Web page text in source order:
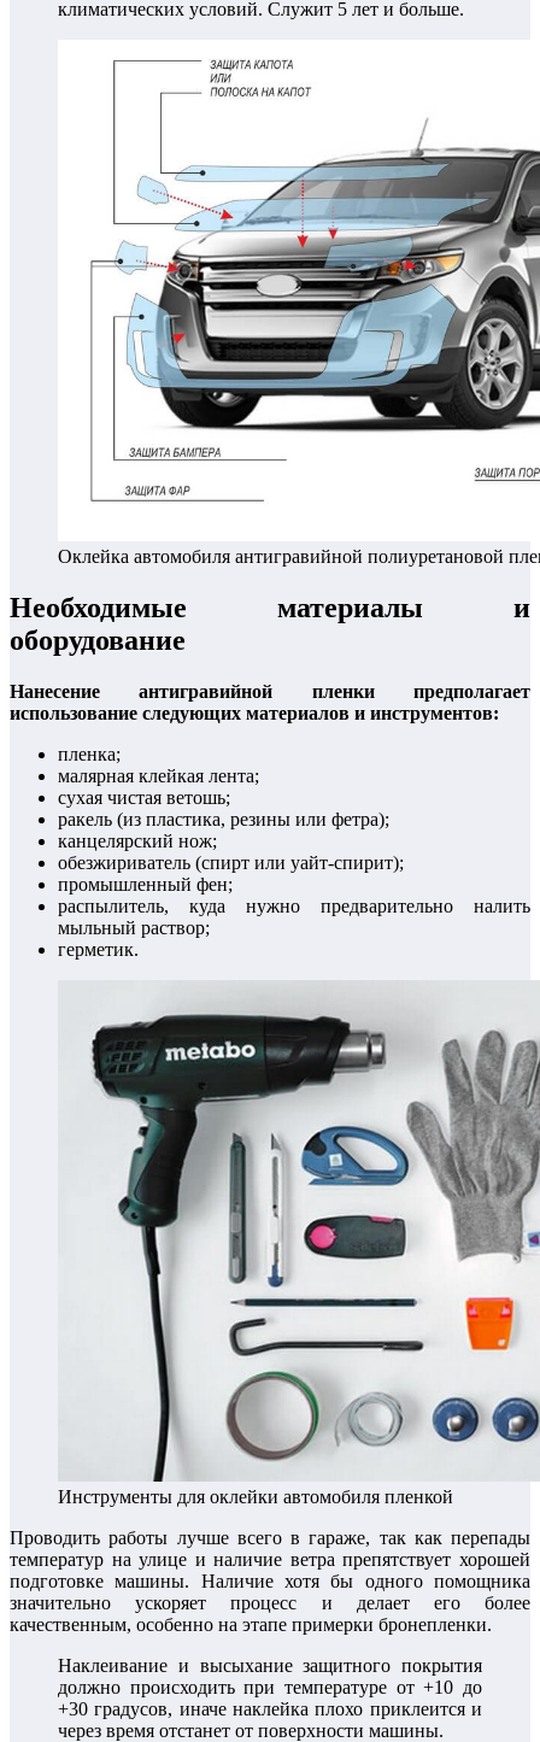
климатических условий. Служит 5 лет и больше.
Оклейка автомобиля антигравийной полиуретановой
Необходимые материалы и
оборудование
Нанесение антигравийной пленки предполагает
использование следующих материалов и инструментов:
пленка;
малярная клейкая лента;
сухая чистая ветошь;
ракель (из пластика, резины или фетра);
канцелярский нож;
обезжириватель (спирт или уайт-спирит);
промышленный фен;
распылитель, куда нужно предварительно налить
мыльный раствор;
герметик.
Инструменты для оклейки автомобиля пленкой
Проводить работы лучше всего в гараже, так как перепады
температур на улице и наличие ветра препятствует хорошей
подготовке машины. Наличие хотя бы одного помощника
значительно ускоряет процесс и делает его более
качественным, особенно на этапе примерки бронепленки.
Наклеивание и высыхание защитного покрытия
должно происходить при температуре от +10 до
+30 градусов, иначе наклейка плохо приклеится и
через время отстанет от поверхности машины.